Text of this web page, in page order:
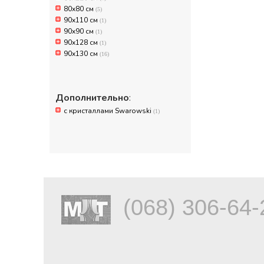
80х80 см (5)
90x110 см (1)
90x90 см (1)
90х128 см (1)
90х130 см (16)
Дополнительно:
с кристаллами Swarowski (1)
(068) 306-64-